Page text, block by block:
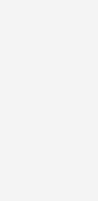
Vandalismus
Einbrechern die Arbeit